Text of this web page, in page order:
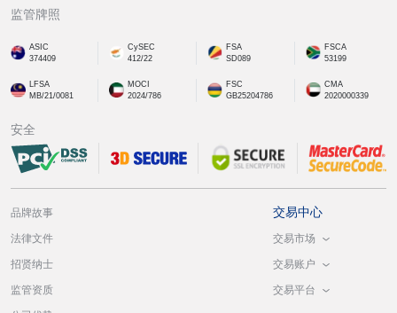
监管牌照
ASIC
374409
CySEC
412/22
FSA
SD089
FSCA
53199
LFSA
MB/21/0081
MOCI
2024/786
FSC
GB25204786
CMA
2020000339
安全
品牌故事
法律文件
招贤纳士
监管资质
交易中心
交易市场
交易账户
交易平台